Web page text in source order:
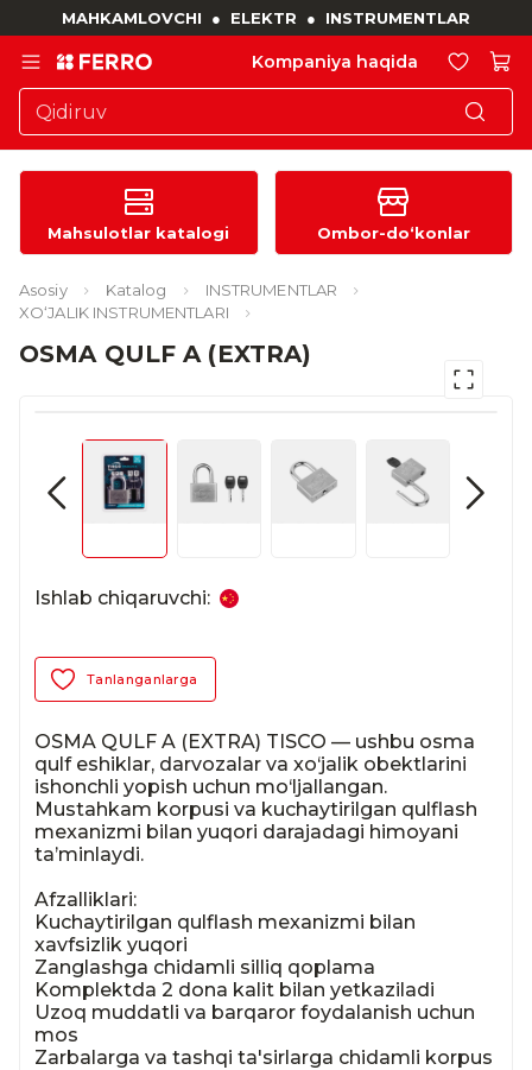
MAHKAMLOVCHI ● ELEKTR ● INSTRUMENTLAR
Kompaniya haqida
Mahsulotlar katalogi Ombor-do‘konlar
Asosiy Katalog
INSTRUMENTLAR
XO‘JALIK INSTRUMENTLARI
OSMA QULF A (EXTRA)
Ishlab chiqaruvchi:
Tanlanganlarga
OSMA QULF A (EXTRA) TISCO — ushbu osma
qulf eshiklar, darvozalar va xo‘jalik obektlarini
ishonchli yopish uchun mo‘ljallangan.
Mustahkam korpusi va kuchaytirilgan qulflash
mexanizmi bilan yuqori darajadagi himoyani
ta’minlaydi.
Afzalliklari:
Kuchaytirilgan qulflash mexanizmi bilan
xavfsizlik yuqori
Zanglashga chidamli silliq qoplama
Komplektda 2 dona kalit bilan yetkaziladi
Uzoq muddatli va barqaror foydalanish uchun
mos
Zarbalarga va tashqi ta'sirlarga chidamli korpus